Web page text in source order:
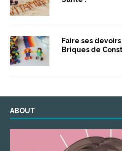
Faire ses
Briques de
ABOUT